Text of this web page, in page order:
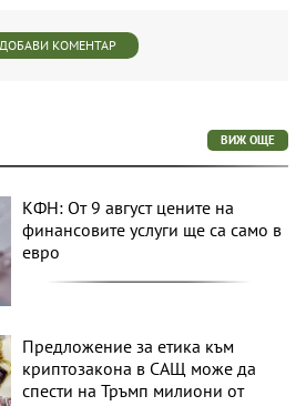
ДОБАВИ КОМЕНТАР
ВИЖ ОЩЕ
КФН: От 9 август цените на
финансовите услуги ще са само в
евро
Предложение за етика към
криптозакона в САЩ може да
спести на Тръмп милиони от